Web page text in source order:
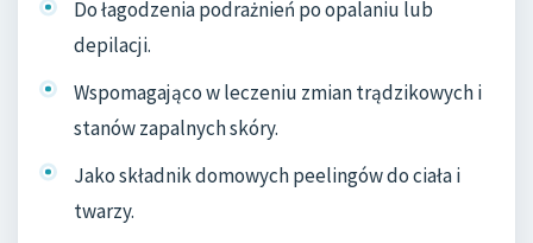
Do łagodzenia podrażnień po opalaniu lub
depilacji.
Wspomagająco w leczeniu zmian trądzikowych i
stanów zapalnych skóry.
Jako składnik domowych peelingów do ciała i
twarzy.